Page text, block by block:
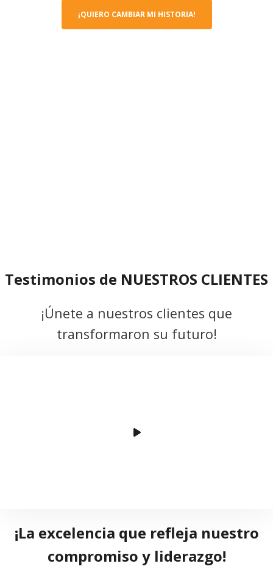
¡QUIERO CAMBIAR MI HISTORIA!
Testimonios de NUESTROS CLIENTES
¡Únete a nuestros clientes que
transformaron su futuro!
¡La excelencia que refleja nuestro
compromiso y liderazgo!